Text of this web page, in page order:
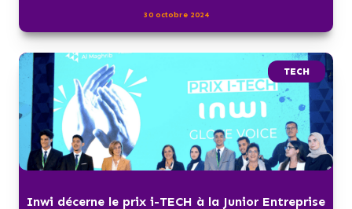
30 octobre 2024
TECH
Inwi décerne le prix i-TECH à la Junior Entreprise